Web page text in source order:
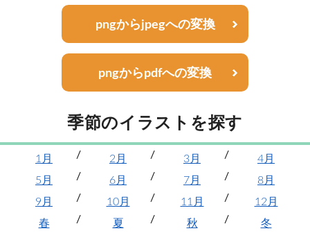
pngからjpegへの変換
pngからpdfへの変換
季節のイラストを探す
1月 2月 3月
4月
5月
6月 7月
8月
9月
10月 11月
12月
春
夏 秋 冬